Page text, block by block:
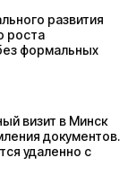
развития
роста
формальных
визит в Минск
документов.
удаленно с